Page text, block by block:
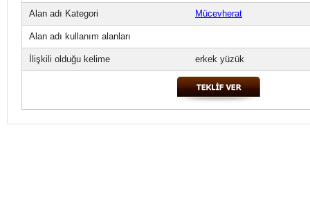
Alan adı Kategori Mücevherat
Alan adı kullanım alanları
İlişkili olduğu kelime erkek yüzük